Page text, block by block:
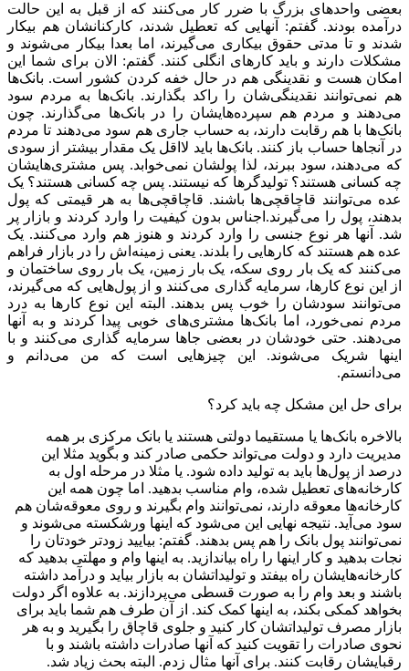
بعضی واحدهای بزرگ با ضرر کار می‌کنند که از قبل به این حالت
درآمده بودند. گفتم: آنهایی که تعطیل شدند، کارکنانشان هم بیکار
شدند و تا مدتی حقوق بیکاری می‌گیرند، اما بعدا بیکار می‌شوند و
مشکلات دارند و باید کارهای انگلی کنند. گفتم: الان برای شما این
امکان هست و نقدینگی هم در حال خفه کردن کشور است. بانک‌ها
هم نمی‌توانند نقدینگی‌شان را راکد بگذارند. بانک‌ها به مردم سود
می‌دهند و مردم هم سپرده‌هایشان را در بانک‌ها می‌گذارند. چون
بانک‌ها با هم رقابت دارند، به حساب جاری هم سود می‌دهند تا مردم
در آنجاها حساب باز کنند. بانک‌ها باید لااقل یک مقدار بیشتر از سودی
که می‌دهند، سود ببرند، لذا پولشان نمی‌خوابد. پس مشتری‌هایشان
چه کسانی هستند؟ تولیدگرها که نیستند. پس چه کسانی هستند؟ یک
عده می‌توانند قاچاقچی‌ها باشند. قاچاقچی‌ها به هر قیمتی که پول
بدهند، پول را می‌گیرند.اجناس بدون کیفیت را وارد کردند و بازار پر
شد. آنها هر نوع جنسی را وارد کردند و هنوز هم وارد می‌کنند. یک
عده هم هستند که کارهایی را بلدند. یعنی زمینه‌اش را در بازار فراهم
می‌کنند که یک بار روی سکه، یک بار زمین، یک بار روی ساختمان و
از این نوع کارها، سرمایه گذاری می‌کنند و از پول‌هایی که می‌گیرند،
می‌توانند سودشان را خوب پس بدهند. البته این نوع کارها به درد
مردم نمی‌خورد، اما بانک‌ها مشتری‌های خوبی پیدا کردند و به آنها
می‌دهند. حتی خودشان در بعضی جاها سرمایه گذاری می‌کنند و با
اینها شریک می‌شوند. این چیزهایی است که من می‌دانم و
می‌دانستم.
برای حل این مشکل چه باید کرد؟
بالاخره بانک‌ها یا مستقیما دولتی هستند یا بانک مرکزی بر همه
مدیریت دارد و دولت می‌تواند حکمی صادر کند و بگوید مثلا این
درصد از پول‌ها باید به تولید داده شود. یا مثلا در مرحله اول به
کارخانه‌های تعطیل شده، وام مناسب بدهید. اما چون همه این
کارخانه‌ها معوقه دارند، نمی‌توانند وام بگیرند و روی معوقه‌شان هم
سود می‌آید. نتیجه نهایی این می‌شود که اینها ورشکسته می‌شوند و
نمی‌توانند پول بانک را هم پس بدهند. گفتم: بیایید زودتر خودتان را
نجات بدهید و کار اینها را راه بیاندازید. به اینها وام و مهلتی بدهید که
کارخانه‌هایشان راه بیفتد و تولیداتشان به بازار بیاید و درآمد داشته
باشند و بعد وام را به صورت قسطی می‌پردازند. به علاوه اگر دولت
بخواهد کمکی بکند، به اینها کمک کند. از آن طرف هم شما باید برای
بازار مصرف تولیداتشان کار کنید و جلوی قاچاق را بگیرید و به هر
نحوی صادرات را تقویت کنید که آنها صادرات داشته باشند و با
رقبایشان رقابت کنند. برای آنها مثال زدم. البته بحث زیاد شد.